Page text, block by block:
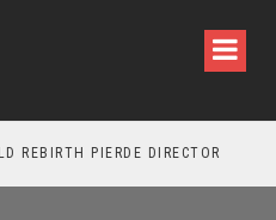
PIERDE DIRECTOR